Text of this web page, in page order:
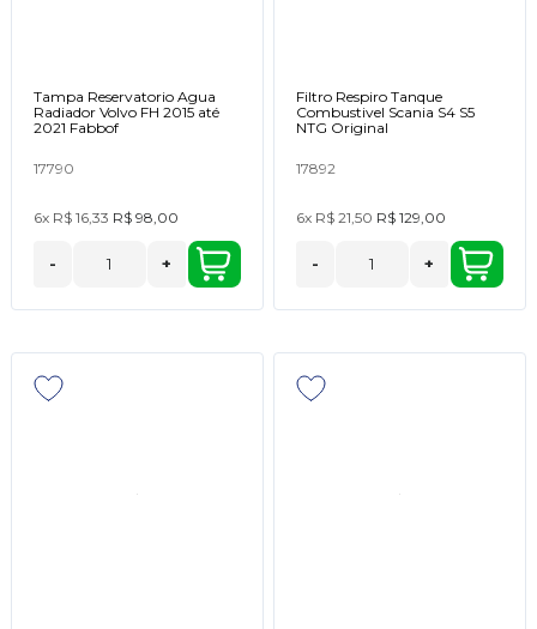
Tampa Reservatorio Agua
Radiador Volvo FH 2015 até
2021 Fabbof
17790
6x R$ 16,33 R$ 98,00
- +
Filtro Respiro Tanque
Combustivel Scania S4 S5
NTG Original
17892
6x R$ 21,50 R$ 129,00
- +